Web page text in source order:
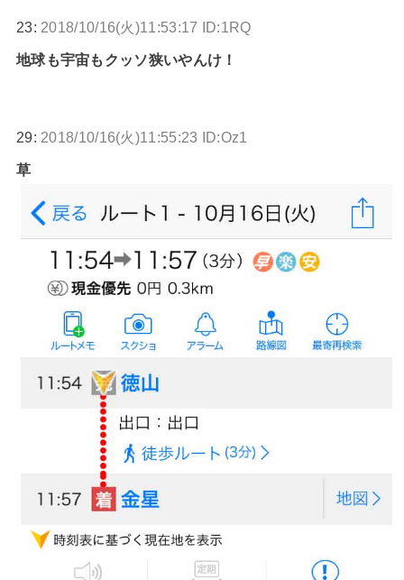
23: 2018/10/16(火)11:53:17 ID:1RQ
地球も宇宙もクッソ狭いやんけ！
29: 2018/10/16(火)11:55:23 ID:Oz1
草